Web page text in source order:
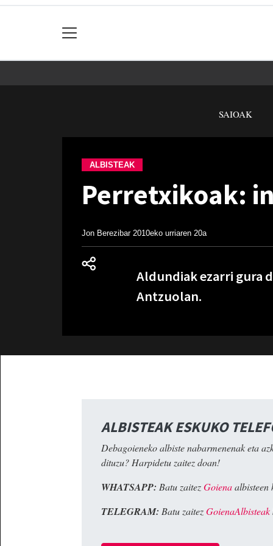
SAIOAK
ALBISTEAK
Perretxikoak:
Jon Berezibar 2010eko urriaren 20a
Aldundiak ezarri gura
Antzuolan.
ALBISTEAK ESKUKO
Debagoieneko albiste nabarmenenak eta
dituzu? Harpidetu zaitez doan!
WHATSAPP: Batu zaitezGoienaalbisteen
TELEGRAM: Batu zaitezGoienaAlbisteak